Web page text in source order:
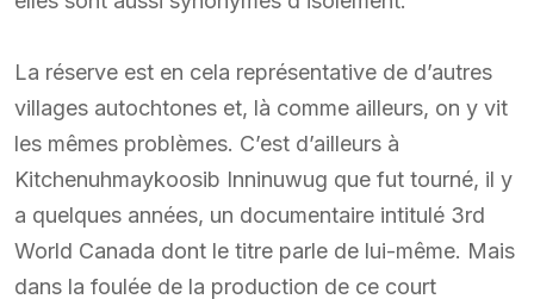
La réserve est en cela représentative de d’autres
villages autochtones et, là comme ailleurs, on y vit
les mêmes problèmes. C’est d’ailleurs à
Kitchenuhmaykoosib Inninuwug que fut tourné, il y
a quelques années, un documentaire intitulé 3rd
World Canada dont le titre parle de lui-même. Mais
dans la foulée de la production de ce court